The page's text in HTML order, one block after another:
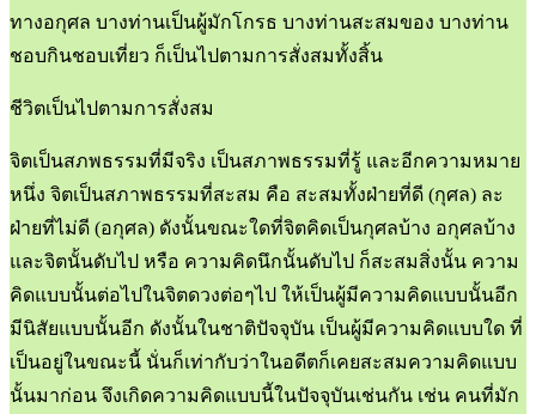
ทางอกุศล บางท่านเป็นผู้มักโกรธ บางท่านสะสมของ บางท่าน
ชอบกินชอบเที่ยว ก็เป็นไปตามการสั่งสมทั้งสิ้น
ชีวิตเป็นไปตามการสั่งสม
จิตเป็นสภพธรรมที่มีจริง เป็นสภาพธรรมที่รู้ และอีกความหมาย
หนึ่ง จิตเป็นสภาพธรรมที่สะสม คือ สะสมทั้งฝ่ายที่ดี (กุศล) ละ
ฝ่ายที่ไม่ดี (อกุศล) ดังนั้นขณะใดที่จิตคิดเป็นกุศลบ้าง อกุศลบ้าง
และจิตนั้นดับไป หรือ ความคิดนึกนั้นดับไป ก็สะสมสิ่งนั้น ความ
คิดแบบนั้นต่อไปในจิตดวงต่อๆไป ให้เป็นผู้มีความคิดแบบนั้นอีก
มีนิสัยแบบนั้นอีก ดังนั้นในชาติปัจจุบัน เป็นผู้มีความคิดแบบใด ที่
เป็นอยู่ในขณะนี้ นั่นก็เท่ากับว่าในอดีตก็เคยสะสมความคิดแบบ
นั้นมาก่อน จึงเกิดความคิดแบบนี้ในปัจจุบันเช่นกัน เช่น คนที่มัก